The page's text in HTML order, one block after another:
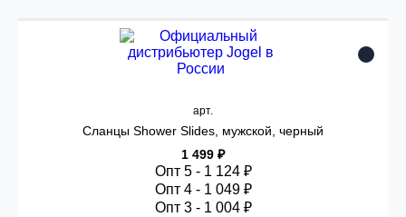
арт.
Сланцы Shower Slides, мужской, черный
1 499 ₽
Опт 5 - 1 124 ₽
Опт 4 - 1 049 ₽
Опт 3 - 1 004 ₽